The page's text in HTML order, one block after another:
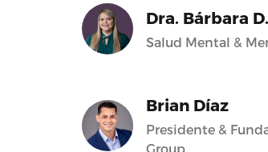
Dra. Bárbara
Salud Mental &
Brian Díaz
Presidente &
Group